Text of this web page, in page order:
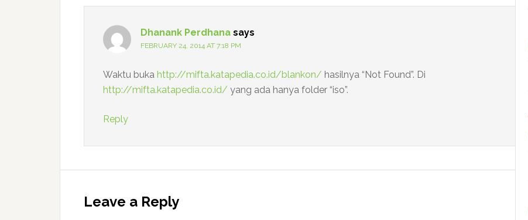
Dhanank Perdhana says
FEBRUARY 24, 2014 AT 7:18 PM
Waktu buka http://mifta.katapedia.co.id/blankon/ hasilnya “Not Found”. Di
http://mifta.katapedia.co.id/ yang ada hanya folder “iso”.
Reply
Leave a Reply